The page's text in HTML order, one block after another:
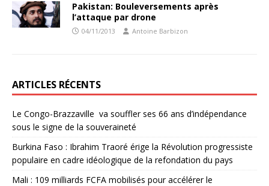
Pakistan: Bouleversements après
l’attaque par drone
04/11/2013 Antoine Barbizon
ARTICLES RÉCENTS
Le Congo-Brazzaville va souffler ses 66 ans d’indépendance
sous le signe de la souveraineté
Burkina Faso : Ibrahim Traoré érige la Révolution progressiste
populaire en cadre idéologique de la refondation du pays
Mali : 109 milliards FCFA mobilisés pour accélérer le